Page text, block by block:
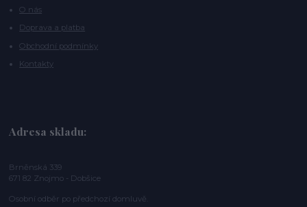
O nás
Doprava a platba
Obchodní podmínky
Kontakty
Adresa skladu:
Brněnská 339
671 82 Znojmo - Dobšice
Osobní odběr po předchozí domluvě.